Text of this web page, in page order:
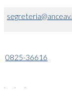
0825-36616